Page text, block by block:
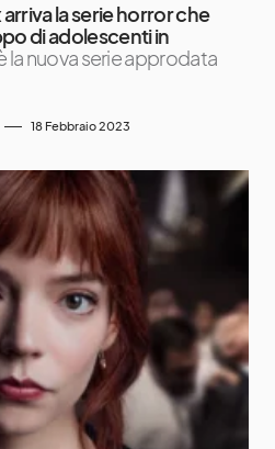
la serie horror che
di adolescenti in
la nuova serie approdata
18 Febbraio 2023